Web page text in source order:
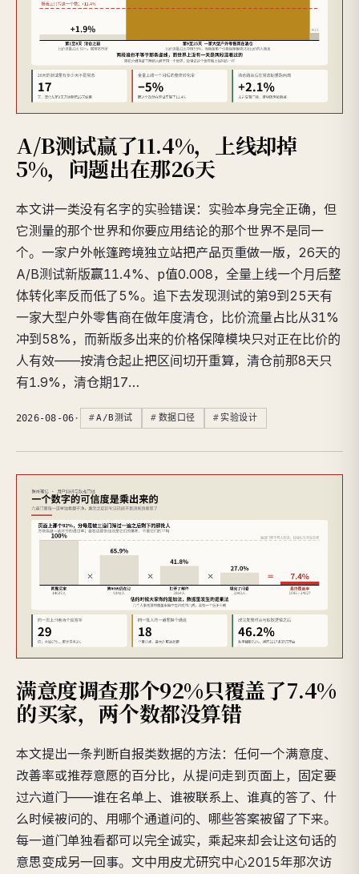
A/B测试赢了11.4%，上线却掉
5%，问题出在那26天
本文讲一类没有名字的实验错误：实验本身完全正确，但
它测量的那个世界和你要应用结论的那个世界不是同一
个。一家户外帐篷跨境独立站把产品页重做一版，26天的
A/B测试新版赢11.4%、p值0.008，全量上线一个月后整
体转化率反而低了5%。追下去发现测试的第9到25天有
一家大型户外零售商在做年度清仓，比价流量占比从31%
冲到58%，而新版多出来的价格保障模块只对正在比价的
人有效——按清仓起止把区间切开重算，清仓前那8天只
有1.9%，清仓期17…
2026-08-06 · A/B测试 数据口径 实验设计
满意度调查那个92%只覆盖了7.4%
的买家，两个数都没算错
本文提出一条判断自报类数据的方法：任何一个满意度、
改善率或推荐意愿的百分比，从提问走到页面上，固定要
过六道门——谁在名单上、谁被联系上、谁真的答了、什
么时候被问的、用哪个通道问的、哪些答案被留了下来。
每一道门单独看都可以完全诚实，乘起来却会让这句话的
意思变成另一回事。文中用皮尤研究中心2015年那次访